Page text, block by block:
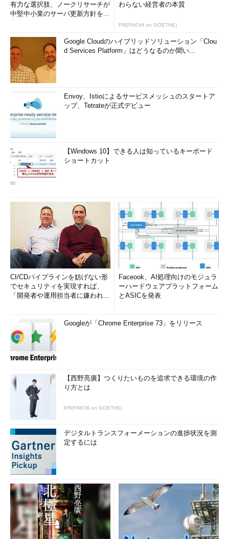
有力な選択肢、ノークリサーチが
中堅中小業のサーバ更新方針を調
わらない経営者の本質
PR(FINCHI on GOETHE)
Google Cloudのハイブリッドソリューション「Clou
d Services Platform」はどうなるのか聞い...
Envoy、Istioによるサービスメッシュのスタートア
ップ、Tetrateが正式デビュー
【Windows 10】できる人は知っているキーボード
ショートカット
CI/CDパイプラインを妨げない形
でセキュリティを実現すれば、
「開発者や運用担当者に嫌われな
Faceook、AI処理向けのモジュラ
ーハードウェアプラットフォーム
とASICを発表
Googleが「Chrome Enterprise 73」をリリース
【西野亮廣】つくりたいものを追求できる環境の作
り方とは
PR(FINCHI on GOETHE)
デジタルトランスフォーメーションの進捗状況を測
定するには